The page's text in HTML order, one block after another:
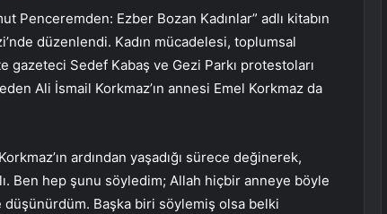
Penceremden: Ezber Bozan Kadınlar” adlı kitabın
düzenlendi. Kadın mücadelesi, toplumsal
gazeteci Sedef Kabaş ve Gezi Parkı protestoları
Ali İsmail Korkmaz’ın annesi Emel Korkmaz da
ardından yaşadığı sürece değinerek,
Ben hep şunu söyledim; Allah hiçbir anneye böyle
düşünürdüm. Başka biri söylemiş olsa belki